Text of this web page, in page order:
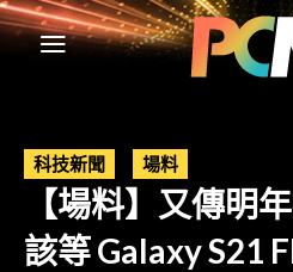
科技新聞 場料
【場料】又傳明
該等 Galaxy S21